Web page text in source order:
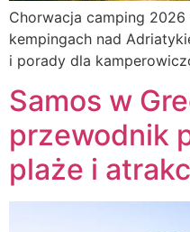
Chorwacja camping
kempingach nad
i porady dla
Samos w
przewodnik
plaże i